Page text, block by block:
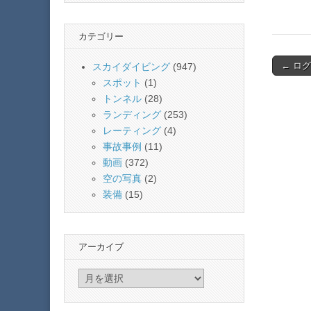
Post← ログ
カテゴリー
スカイダイビング (947)
スポット (1)
トンネル (28)
ランディング(253)
レーティング(4)
事故事例 (11)
動画 (372)
空の写真 (2)
装備 (15)
アーカイブ